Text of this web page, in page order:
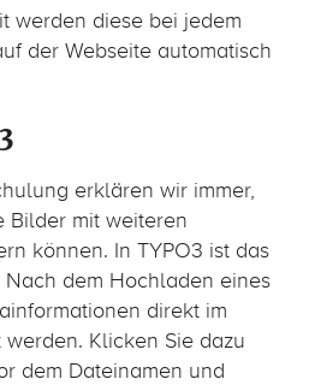
werden diese bei jedem
der Webseite automatisch
erklären wir immer,
Bilder mit weiteren
können. In TYPO3 ist das
dem Hochladen eines
direkt im
Klicken Sie dazu
dem Dateinamen und